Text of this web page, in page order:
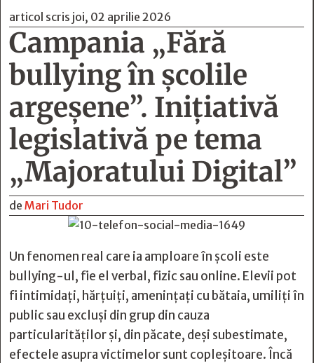
articol scris joi, 02 aprilie 2026
Campania „Fără
bullying în şcolile
argeşene”. Iniţiativă
legislativă pe tema
„Majoratului Digital”
de Mari Tudor
Un fenomen real care ia amploare în școli este
bullying-ul, fie el verbal, fizic sau online. Elevii pot
fi intimidați, hărțuiți, amenințați cu bătaia, umiliți în
public sau excluși din grup din cauza
particularităților și, din păcate, deși subestimate,
efectele asupra victimelor sunt copleșitoare. Încă